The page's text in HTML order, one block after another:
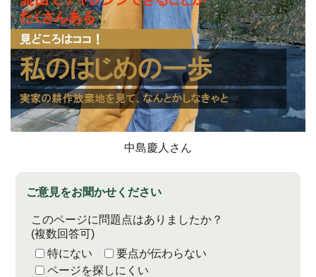
中島慶人さん
ご意見をお聞かせください
このページに問題点はありましたか？
(複数回答可)
特にない
要点が伝わらない
ページを探しにくい